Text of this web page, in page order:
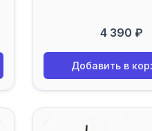
4 390 ₽
Добавить в